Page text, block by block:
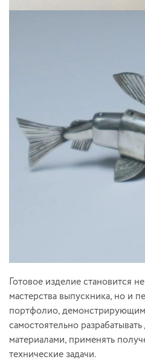
Готовое изделие становится
мастерства выпускника, но и
портфолио,
самостоятельно
материалами, применять
технические задачи.